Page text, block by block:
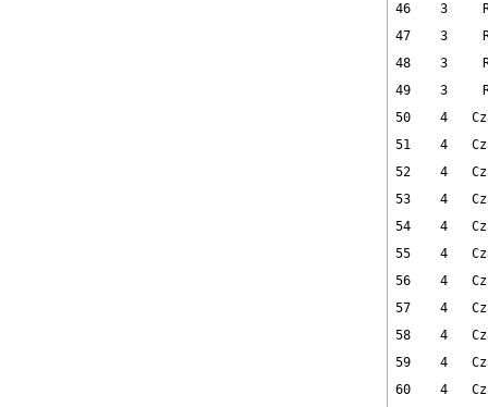
46
3
47
3
48
3
49
3
50
4
51
4
52
4
53
4
54
4
55
4
56
4
57
4
58
4
59
4
60
4